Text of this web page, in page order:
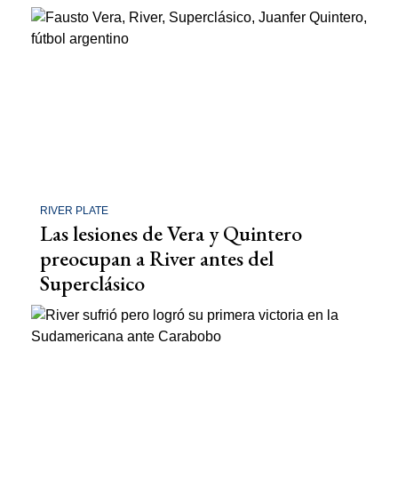
RIVER PLATE
Las lesiones de Vera y Quintero
preocupan a River antes del
Superclásico